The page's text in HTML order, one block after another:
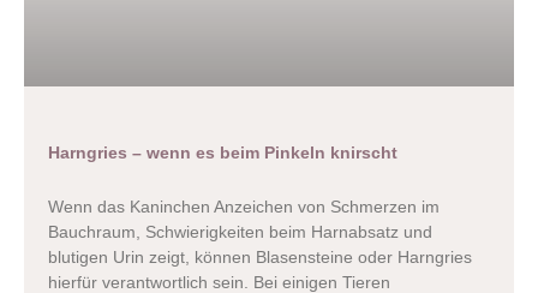
Harngries – wenn es beim Pinkeln knirscht
Wenn das Kaninchen Anzeichen von Schmerzen im
Bauchraum, Schwierigkeiten beim Harnabsatz und
blutigen Urin zeigt, können Blasensteine oder Harngries
hierfür verantwortlich sein. Bei einigen Tieren